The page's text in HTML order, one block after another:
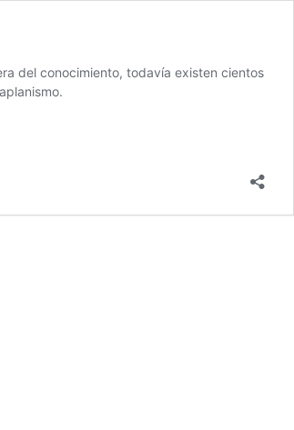
del conocimiento, todavía existen cientos